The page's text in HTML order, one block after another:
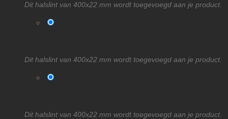
Dit halslint van 400x22 mm wordt toegevoegd aan je product.
Dit halslint van 400x22 mm wordt toegevoegd aan je product.
Dit halslint van 400x22 mm wordt toegevoegd aan je product.